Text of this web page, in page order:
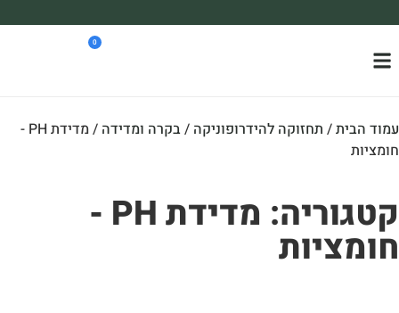
0
הבית/תחזוקה להידרופוניקה/ בקרה ומדידה
/ מדידת PH -
קטגוריה: מדידת PH -